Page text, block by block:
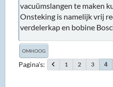
vacuümslangen te maken
Onsteking is namelijk vrij
verdelerkap en bobine
OMHOOG
Pagina's 1 2 3 4